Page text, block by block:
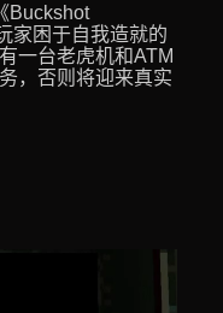
Buckshot
家困于自我造就的
一台老虎机和ATM
，否则将迎来真实